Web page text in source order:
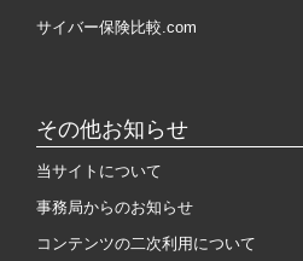
サイバー保険比較.com
その他お知らせ
当サイトについて
事務局からのお知らせ
コンテンツの二次利用について